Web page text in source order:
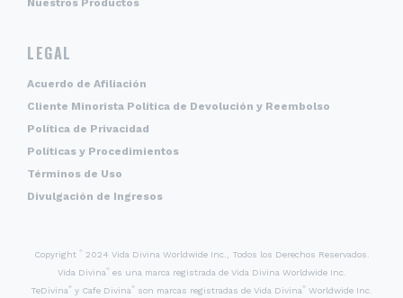
LEGAL
Acuerdo de Afiliación
Cliente Minorista Política de Devolución y Reembolso
Política de Privacidad
Políticas y Procedimientos
Términos de Uso
Divulgación de Ingresos
Copyright ©2024 Vida Divina Worldwide Inc., Todos los Derechos Reservados.
Vida Divina ®es una marca registrada de Vida Divina Worldwide Inc.
TeDivina ® y Cafe Divina ® son marcas registradas de Vida Divina ® Worldwide Inc.